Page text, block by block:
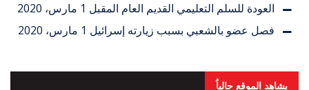
العودة للسلم التعليمي القديم العام المقبل 1 مارس، 2020
فصل عضو بالشعبي بسبب زيارته إسرائيل 1 مارس، 2020
يشاهد الموقع حالياُ